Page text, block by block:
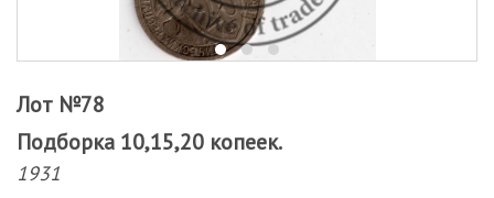
Лот №78
Подборка 10,15,20 копеек.
1931